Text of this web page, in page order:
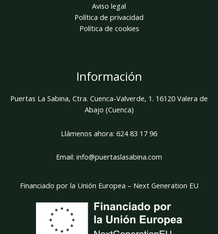
Aviso legal
Política de privacidad
Política de cookies
Información
Puertas La Sabina, Ctra. Cuenca-Valverde, 1. 16120 Valera de
Abajo (Cuenca)
Llámenos ahora: 624 83 17 96
Email: info@puertaslasabina.com
Financiado por la Unión Europea – Next Generation EU